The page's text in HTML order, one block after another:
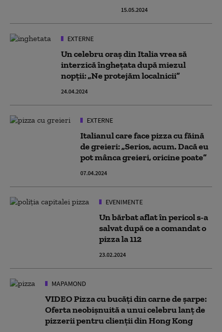
15.05.2024
EXTERNE
Un celebru oraș din Italia vrea să
interzică înghețata după miezul
nopții: „Ne protejăm localnicii”
24.04.2024
EXTERNE
Italianul care face pizza cu făină
de greieri: „Serios, acum. Dacă eu
pot mânca greieri, oricine poate”
07.04.2024
EVENIMENTE
Un bărbat aflat în pericol s-a
salvat după ce a comandat o
pizza la 112
23.02.2024
MAPAMOND
VIDEO Pizza cu bucăți din carne de șarpe:
Oferta neobișnuită a unui celebru lanț de
pizzerii pentru clienții din Hong Kong